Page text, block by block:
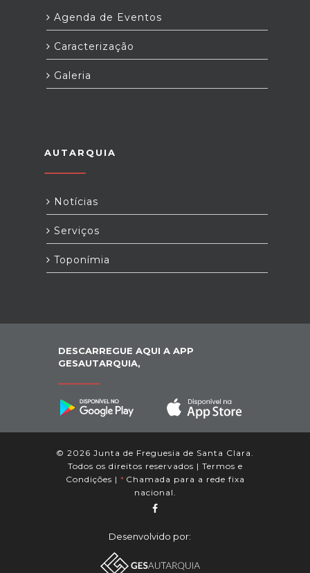
Agenda de Eventos
Caracterização
Galeria
AUTARQUIA
Notícias
Serviços
Toponímia
DESCARREGUE AQUI A APP
GESAUTARQUIA,
© 2026 Junta de Freguesia de Santa Clara.
Todos os direitos reservados | Termos e
Condições | * Chamada para a rede fixa
nacional.
Desenvolvido por: